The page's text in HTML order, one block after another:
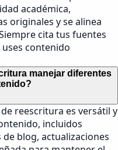
académica,
originales y se alinea
cita tus fuentes
contenido
manejar diferentes
reescritura es versátil y
incluidos
blog, actualizaciones